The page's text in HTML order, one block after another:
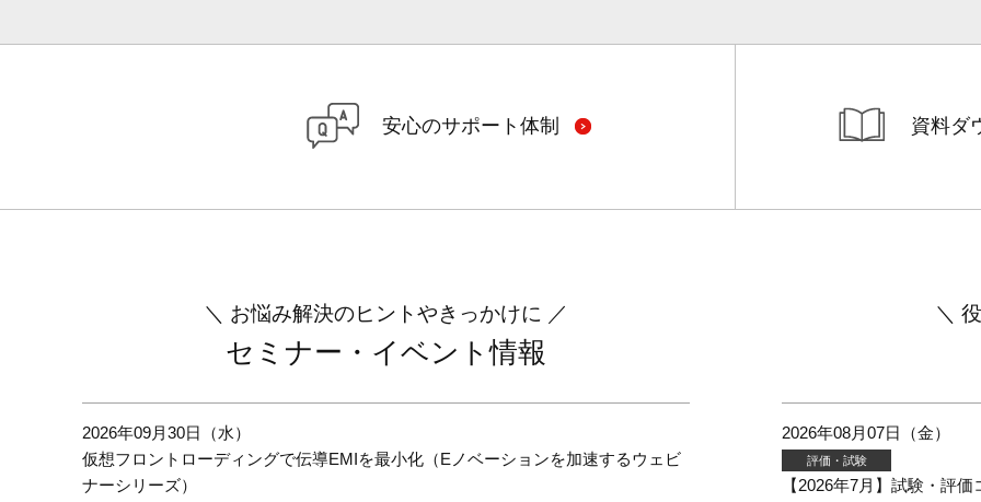
安心のサポート体制 資料ダ
お悩み解決のヒントやきっかけに
セミナー・イベント情報
2026年09月30日（水）
仮想フロントローディングで伝導EMIを最小化（Eノベーションを加速するウェビ
ナーシリーズ）
2026年08月07日（金）
評価・試験
【2026年7月】試験・評